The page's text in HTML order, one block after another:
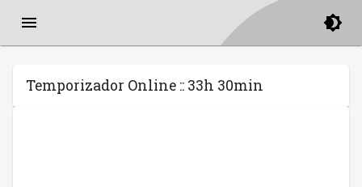
Temporizador Online :: 33h 30min